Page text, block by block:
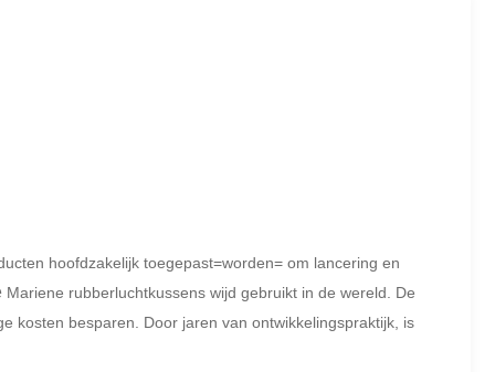
hoofdzakelijk toegepast=worden= om lancering en
Mariene rubberluchtkussens wijd gebruikt in de wereld. De
kosten besparen. Door jaren van ontwikkelingspraktijk, is